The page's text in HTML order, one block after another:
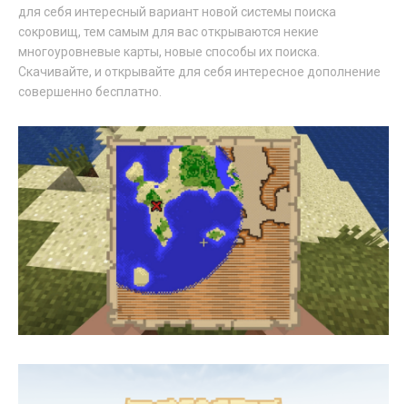
для себя интересный вариант новой системы поиска
сокровищ, тем самым для вас открываются некие
многоуровневые карты, новые способы их поиска.
Скачивайте, и открывайте для себя интересное дополнение
совершенно бесплатно.